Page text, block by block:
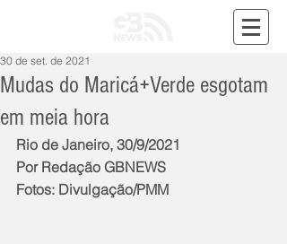
Mudas do Maricá+Verde esgotam
em meia hora
30 de set. de 2021
Rio de Janeiro, 30/9/2021
Por Redação GBNEWS
Fotos: Divulgação/PMM